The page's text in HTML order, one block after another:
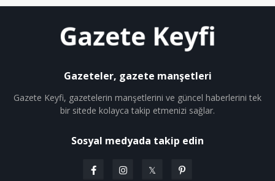
Gazeteler, gazete manşetleri
Gazete Keyfi, gazetelerin manşetlerini ve güncel haberlerini tek
bir sitede kolayca takip etmenizi sağlar.
Sosyal medyada takip edin